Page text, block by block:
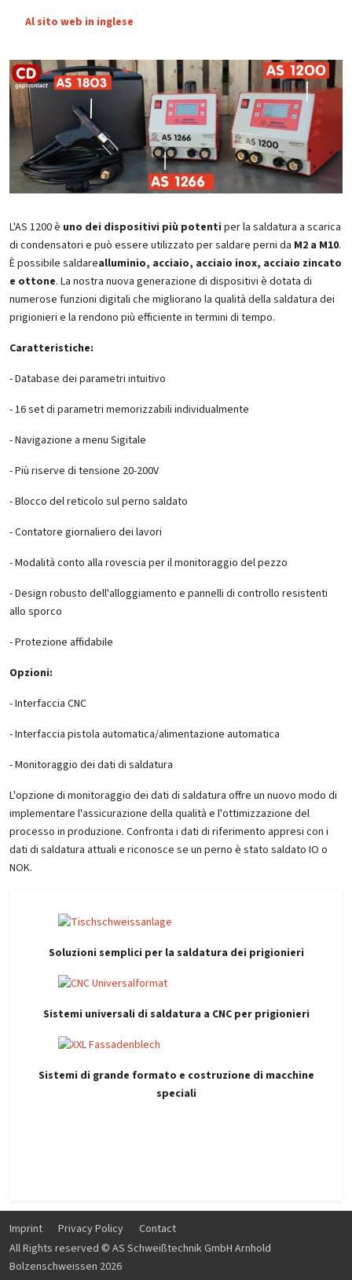
Al sito web in inglese
L'AS 1200 è uno dei dispositivi più potenti per la saldatura a scarica
di condensatori e può essere utilizzato per saldare perni da M2 a M10.
È possibile saldarealluminio, acciaio, acciaio inox, acciaio zincato
e ottone. La nostra nuova generazione di dispositivi è dotata di
numerose funzioni digitali che migliorano la qualità della saldatura dei
prigionieri e la rendono più efficiente in termini di tempo.
Caratteristiche:
- Database dei parametri intuitivo
- 16 set di parametri memorizzabili individualmente
- Navigazione a menu Sigitale
- Più riserve di tensione 20-200V
- Blocco del reticolo sul perno saldato
- Contatore giornaliero dei lavori
- Modalità conto alla rovescia per il monitoraggio del pezzo
- Design robusto dell'alloggiamento e pannelli di controllo resistenti
allo sporco
- Protezione affidabile
Opzioni:
- Interfaccia CNC
- Interfaccia pistola automatica/alimentazione automatica
- Monitoraggio dei dati di saldatura
L'opzione di monitoraggio dei dati di saldatura offre un nuovo modo di
implementare l'assicurazione della qualità e l'ottimizzazione del
processo in produzione. Confronta i dati di riferimento appresi con i
dati di saldatura attuali e riconosce se un perno è stato saldato IO o
NOK.
Soluzioni semplici per la saldatura dei prigionieri
Sistemi universali di saldatura a CNC per prigionieri
Sistemi di grande formato e costruzione di macchine
speciali
Imprint Privacy Policy
Contact
All Rights reserved © AS Schweißtechnik GmbH Arnhold
Bolzenschweissen 2026